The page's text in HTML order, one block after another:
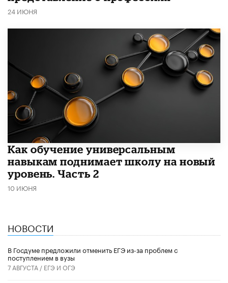
24 ИЮНЯ
​Как обучение универсальным
навыкам поднимает школу на новый
уровень. Часть 2
10 ИЮНЯ
НОВОСТИ
В Госдуме предложили отменить ЕГЭ из-за проблем с
поступлением в вузы
7 АВГУСТА / ЕГЭ И ОГЭ